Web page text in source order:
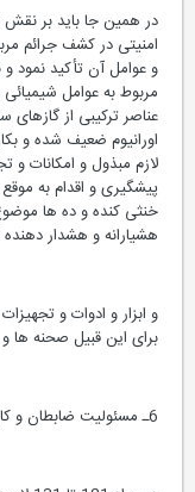
در همین جا باید بر نقش
امنیتی در کشف جرائم
و عوامل آن تأکید نمود و
مربوط به عوامل شیمیائی
عناصر ترکیبی از گازهای
اورانیوم ضعیف شده و
لازم مبذول و امکانات و
پیشگیری و اقدام به موقع
خنثی کنده و ده ها موضوع
هشیارانه و هشدار دهنده
و ابزار و ادوات و
برای این قبیل صحنه ها